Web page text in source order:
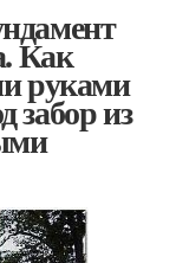
Как
руками
забор из